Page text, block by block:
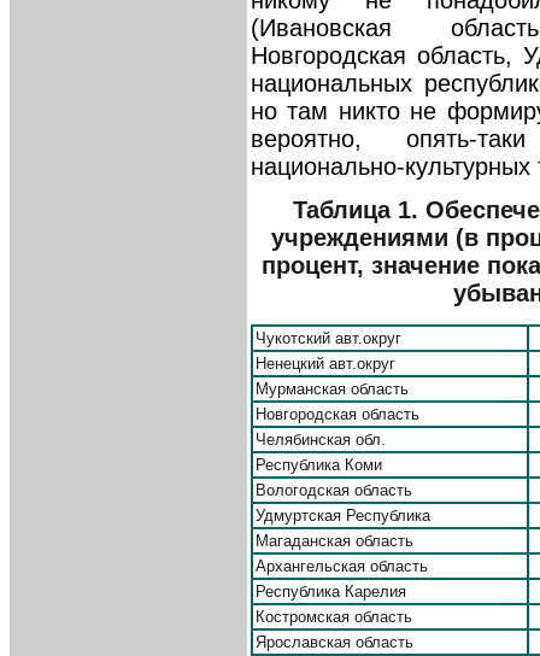
(Ивановская
Новгородская область,
национальных
но там никто не
вероятно, опять-
национально-культурных
Таблица 1.
учреждениями (в
процент, значение
Чукотский авт.округ
Ненецкий авт.округ
Мурманская область
Новгородская область
Челябинская обл.
Республика Коми
Вологодская область
Удмуртская Республика
Магаданская область
Архангельская область
Республика Карелия
Костромская область
Ярославская область